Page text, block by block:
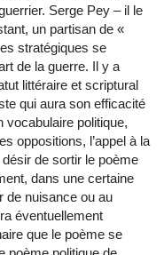
Serge Pey – il le
un partisan de «
stratégiques se
de la guerre. Il y a
littéraire et scriptural
qui aura son efficacité
vocabulaire politique,
oppositions, l’appel à la
de sortir le poème
dans une certaine
de nuisance ou au
éventuellement
que le poème se